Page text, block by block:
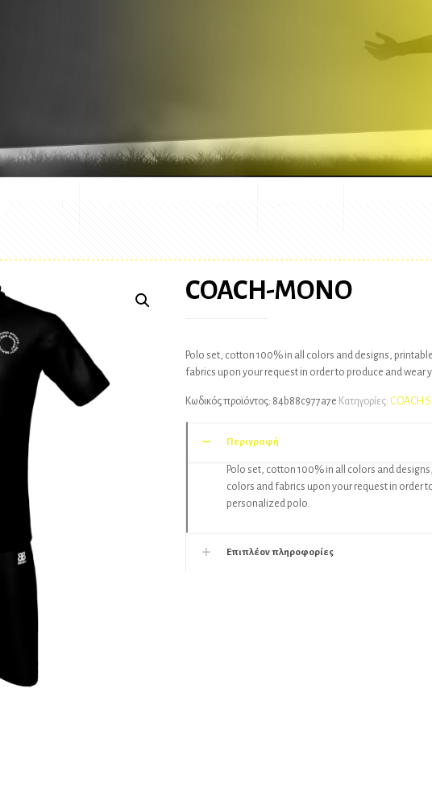
COACH-MONO
Polo set, cotton 100% in all colors and designs,
fabrics upon your request in order to produce and
Κωδικός προϊόντος: 84b88c977a7e Κατηγορίες: COACH
Περιγραφή
Polo set, cotton 100% in all colors and
colors and fabrics upon your request in order
personalized polo.
Επιπλέον πληροφορίες